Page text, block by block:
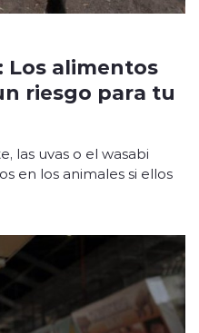
Los alimentos
riesgo para tu
las uvas o el wasabi
en los animales si ellos